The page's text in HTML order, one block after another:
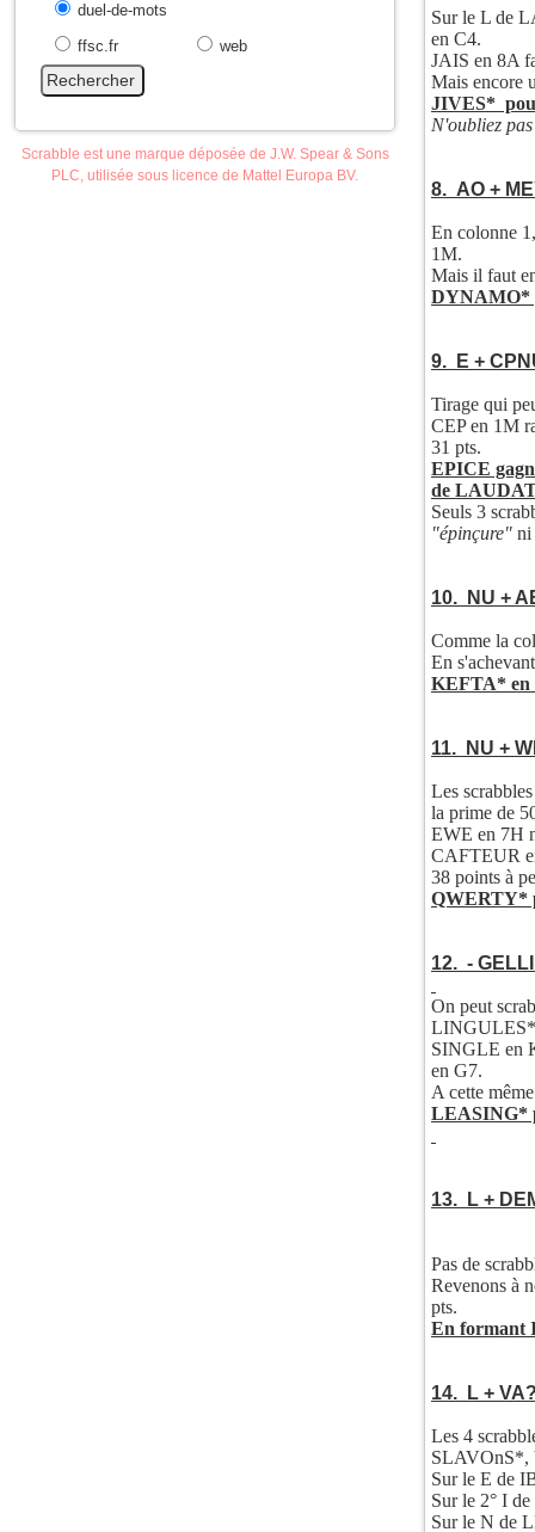
duel-de-mots
ffsc.fr
web
Scrabble est une marque déposée de J.W. Spear & Sons
PLC, utilisée sous licence de Mattel Europa BV.
Sur le L de
en C4.
JAIS en 8A
Mais encore
JIVES*
N'oubliez
8. AO +
En colonne
1M.
Mais il faut
DYNAMO*
9. E +
Tirage qui
CEP en 1M
31 pts.
EPICE
de
Seuls 3
"épinçure" ni
10. NU +
Comme la
En
KEFTA* en
11. NU +
Les
la prime de
EWE en 7H
CAFTEUR
38 points à
QWERTY*
12. -
On peut
SINGLE en
en G7.
A cette
LEASING*
13. L +
Pas de
Revenons à
pts.
En formant
14. L +
Les 4
SLAVOnS*,
Sur le E de
Sur le 2° I
Sur le N de